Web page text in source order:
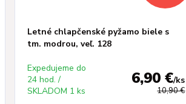
Letné chlapčenské pyžamo biele s
tm. modrou, veľ. 128
10,90 €
6,90 €/ks
Expedujeme do
24 hod. /
SKLADOM 1 ks